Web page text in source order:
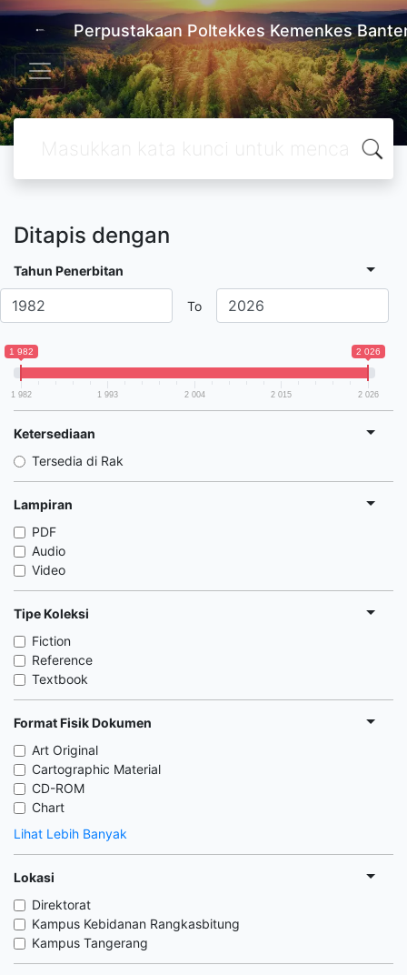
Perpustakaan Poltekkes Kemenkes
Ditapis dengan
Tahun Penerbitan
To
1 982 2 026
1 982 1 993 2 004 2 015 2 026
Ketersediaan
Tersedia di Rak
Lampiran
PDF
Audio
Video
Tipe Koleksi
Fiction
Reference
Textbook
Format Fisik Dokumen
Art Original
Cartographic Material
CD-ROM
Chart
Lihat Lebih Banyak
Lokasi
Direktorat
Kampus Kebidanan Rangkasbitung
Kampus Tangerang